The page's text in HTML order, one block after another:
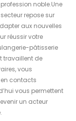
noble.Une
repose sur
aux nouvelles
réussir votre
pâtisserie
travaillent de
vous
en contacts
vous permettent
un acteur